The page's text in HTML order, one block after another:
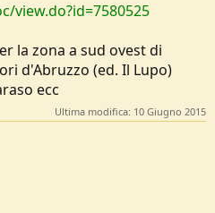
view.do?id=7580525
la zona a sud ovest di
d'Abruzzo (ed. Il Lupo)
ecc
Ultima modifica: 10 Giugno 2015